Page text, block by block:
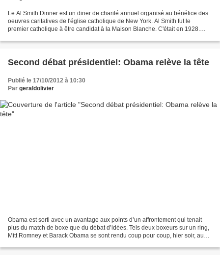
Le Al Smith Dinner est un diner de charité annuel organisé au bénéfice des
oeuvres caritatives de l'église catholique de New York. Al Smith fut le
premier catholique à être candidat à la Maison Blanche. C'était en 1928.
Second débat présidentiel: Obama relève la tête
Publié le 17/10/2012 à 10:30
Par geraldolivier
Obama est sorti avec un avantage aux points d’un affrontement qui tenait
plus du match de boxe que du débat d’idées. Tels deux boxeurs sur un ring,
Mitt Romney et Barack Obama se sont rendu coup pour coup, hier soir, au